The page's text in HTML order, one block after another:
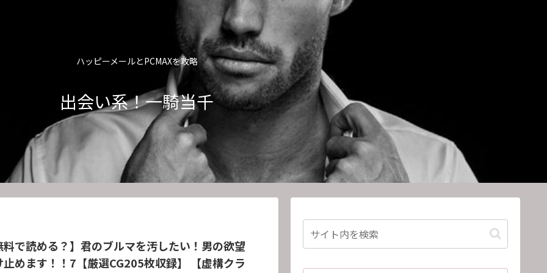
ハッピーメールとPCMAXを攻略
出会い系！一騎当千
料で読める？】君のブルマを汚したい！男の欲望
止めます！！7【厳選CG205枚収録】 【虚構クラ